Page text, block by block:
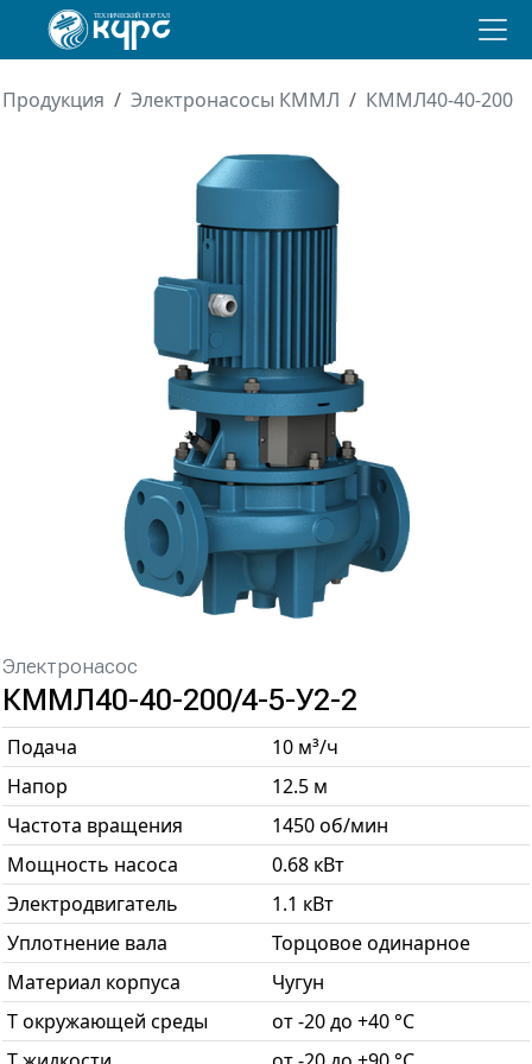
Продукция Электронасосы КММЛ КММЛ40-40-200
Электронасос
КММЛ40-40-200/4-5-У2-2
Подача
10 м³/ч
Напор
12.5 м
Частота вращения
1450 об/мин
Мощность насоса
0.68 кВт
Электродвигатель
1.1 кВт
Уплотнение вала
Торцовое одинарное
Материал корпуса
Чугун
T окружающей среды
от -20 до +40 °С